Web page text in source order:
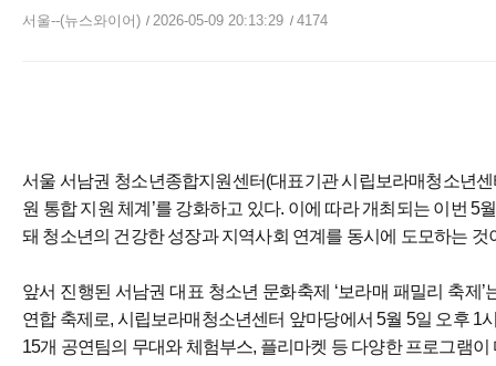
서울--(뉴스와이어) 2026-05-09 20:13:29 4174
서울 서남권 청소년종합지원센터(대표기관 시립보라매청소년
원 통합 지원 체계’를 강화하고 있다. 이에 따라 개최되는 이번 5
돼 청소년의 건강한 성장과 지역사회 연계를 동시에 도모하는 것
앞서 진행된 서남권 대표 청소년 문화축제 ‘보라매 패밀리 축
연합 축제로, 시립보라매청소년센터 앞마당에서 5월 5일 오후
15개 공연팀의 무대와 체험부스, 플리마켓 등 다양한 프로그램